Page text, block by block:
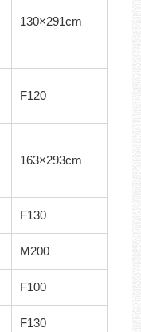
130×291cm
F120
163×293cm
F130
M200
F100
F130